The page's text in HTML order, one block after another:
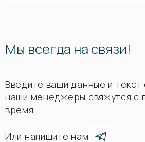
Мы всегда на связи!
Введите ваши данные и
наши менеджеры свяжутся с
время
Или напишите нам